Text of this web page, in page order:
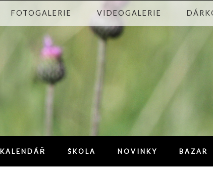
FOTOGALERIE VIDEOGALERIE
KALENDÁŘ ŠKOLA NOVINKY BAZAR